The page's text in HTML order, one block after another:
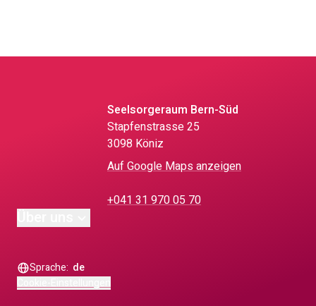
Seelsorgeraum Bern-Süd
Stapfenstrasse 25
3098 Köniz
Auf Google Maps anzeigen
+041 31 970 05 70
Sprache: de